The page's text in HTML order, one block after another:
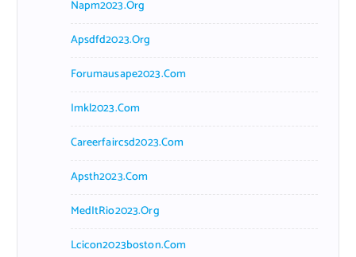
Napm2023.org
Apsdfd2023.org
Forumausape2023.com
Imkl2023.com
Careerfaircsd2023.com
Apsth2023.com
MedItRio2023.org
Lcicon2023boston.com